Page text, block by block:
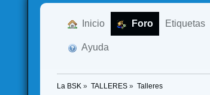
Inicio Foro Etiquetas
Ayuda
La BSK » TALLERES» Talleres